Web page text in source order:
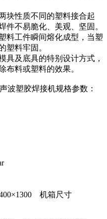
块性质不同的塑料接合起
件不易脆化、美观、坚固。
料工件瞬间熔化成型，当塑
塑料牢固。
及底具的特别设计方式，
布料或塑料的效果。
波塑胶焊接机规格参数：
机箱尺寸